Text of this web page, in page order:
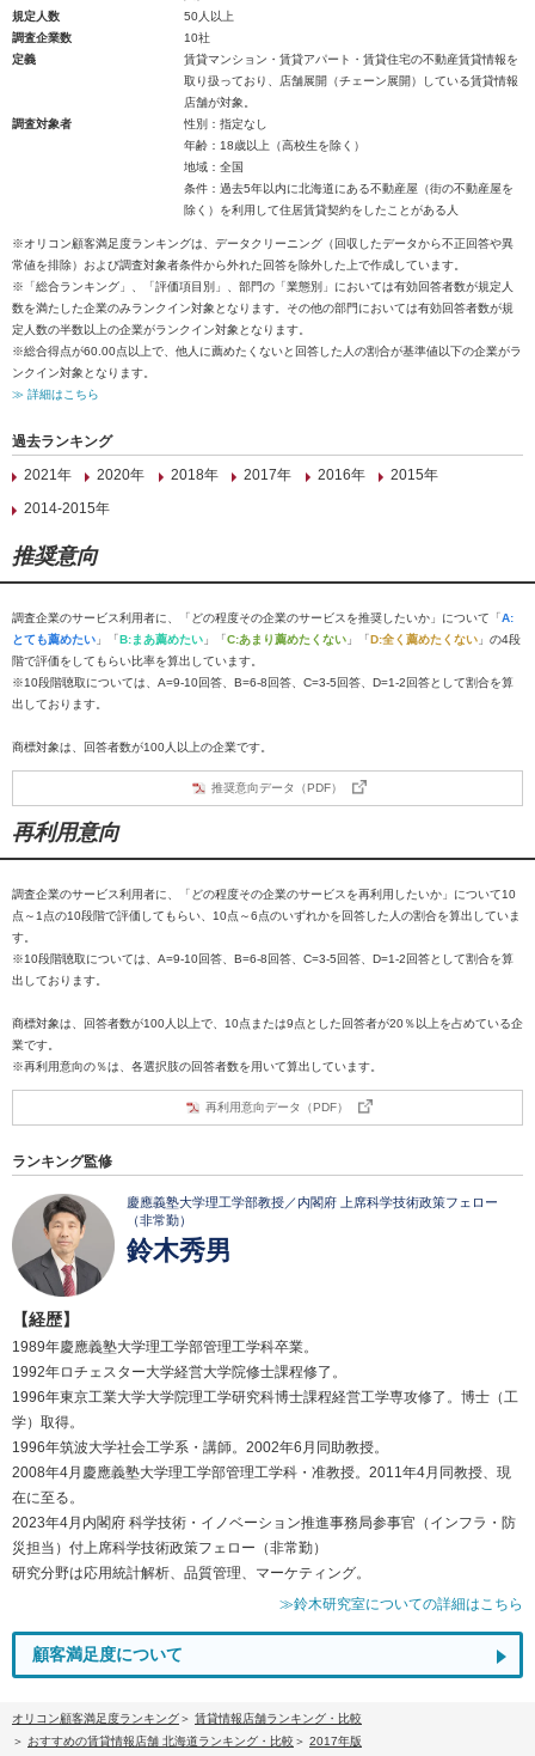
規定人数
50人以上
調査企業数
10社
定義
賃貸マンション・賃貸アパート・賃貸住宅の不動産賃貸情報を
取り扱っており、店舗展開（チェーン展開）している賃貸情報
店舗が対象。
調査対象者
性別：指定なし
年齢：18歳以上（高校生を除く）
地域：全国
条件：過去5年以内に北海道にある不動産屋（街の不動産屋を
除く）を利用して住居賃貸契約をしたことがある人
※オリコン顧客満足度ランキングは、データクリーニング（回収したデータから不正回答や異
常値を排除）および調査対象者条件から外れた回答を除外した上で作成しています。
※「総合ランキング」、「評価項目別」、部門の「業態別」においては有効回答者数が規定人
数を満たした企業のみランクイン対象となります。その他の部門においては有効回答者数が規
定人数の半数以上の企業がランクイン対象となります。
※総合得点が60.00点以上で、他人に薦めたくないと回答した人の割合が基準値以下の企業がラ
ンクイン対象となります。
≫ 詳細はこちら
過去ランキング
2021年
2020年 2018年 2017年 2016年
2015年
2014-2015年
推奨意向
調査企業のサービス利用者に、「どの程度その企業のサービスを推奨したいか」について「A:
とても薦めたい 」「B:まあ薦めたい 」「C:あまり薦めたくない 」「D:全く薦めたくない 」の4段
階で評価をしてもらい比率を算出しています。
※10段階聴取については、A=9-10回答、B=6-8回答、C=3-5回答、D=1-2回答として割合を算
出しております。
商標対象は、回答者数が100人以上の企業です。
推奨意向データ（PDF）
再利用意向
調査企業のサービス利用者に、「どの程度その企業のサービスを再利用したいか」について10
点～1点の10段階で評価してもらい、10点～6点のいずれかを回答した人の割合を算出していま
す。
※10段階聴取については、A=9-10回答、B=6-8回答、C=3-5回答、D=1-2回答として割合を算
出しております。
商標対象は、回答者数が100人以上で、10点または9点とした回答者が20％以上を占めている企
業です。
※再利用意向の％は、各選択肢の回答者数を用いて算出しています。
再利用意向データ（PDF）
ランキング監修
慶應義塾大学理工学部教授／内閣府 上席科学技術政策フェロー
（非常勤）
鈴木秀男
【経歴】
1989年慶應義塾大学理工学部管理工学科卒業。
1992年ロチェスター大学経営大学院修士課程修了。
1996年東京工業大学大学院理工学研究科博士課程経営工学専攻修了。博士（工
学）取得。
1996年筑波大学社会工学系・講師。2002年6月同助教授。
2008年4月慶應義塾大学理工学部管理工学科・准教授。2011年4月同教授、現
在に至る。
2023年4月内閣府 科学技術・イノベーション推進事務局参事官（インフラ・防
災担当）付上席科学技術政策フェロー（非常勤）
研究分野は応用統計解析、品質管理、マーケティング。
≫鈴木研究室についての詳細はこちら
顧客満足度について
オリコン顧客満足度ランキング
賃貸情報店舗ランキング・比較
おすすめの賃貸情報店舗 北海道ランキング・比較
2017年版